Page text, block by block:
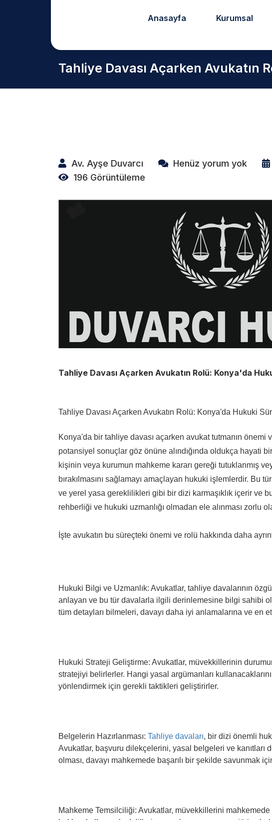
Anasayfa Kurumsal
Tahliye Davası Açarken Avukatın
Av. Ayşe Duvarcı Henüz yorum yok
196 Görüntüleme
Tahliye Davası Açarken Avukatın Rolü: Konya'da
Tahliye Davası Açarken Avukatın Rolü: Konya'da Hukuki
Konya'da bir tahliye davası açarken avukat tutmanın önemi
potansiyel sonuçlar göz önüne alındığında oldukça hayati
kişinin veya kurumun mahkeme kararı gereği tutuklanmış
bırakılmasını sağlamayı amaçlayan hukuki işlemlerdir. Bu
ve yerel yasa gereklilikleri gibi bir dizi karmaşıklık içerir ve
rehberliği ve hukuki uzmanlığı olmadan ele alınması zorlu
İşte avukatın bu süreçteki önemi ve rolü hakkında daha
Hukuki Bilgi ve Uzmanlık: Avukatlar, tahliye davalarının
anlayan ve bu tür davalarla ilgili derinlemesine bilgi sahibi
tüm detayları bilmeleri, davayı daha iyi anlamalarına ve en
Hukuki Strateji Geliştirme: Avukatlar, müvekkillerinin
stratejiyi belirlerler. Hangi yasal argümanları
yönlendirmek için gerekli taktikleri geliştirirler.
Belgelerin Hazırlanması:Tahliye davaları, bir dizi önemli
Avukatlar, başvuru dilekçelerini, yasal belgeleri ve kanıtları
olması, davayı mahkemede başarılı bir şekilde savunmak
Mahkeme Temsilciliği: Avukatlar, müvekkillerini